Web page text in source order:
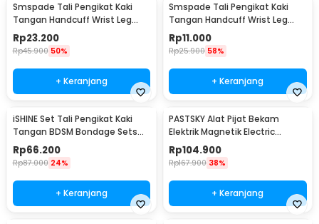
Smspade Tali Pengikat Kaki
Tangan Handcuff Wrist Leg
BDSM - 00632
Rp23.200
Rp45.900 50%
+ Keranjang
Smspade Tali Pengikat Kaki
Tangan Handcuff Wrist Leg
BDSM Bondage - PCT6
Rp11.000
Rp25.900 58%
+ Keranjang
iSHINE Set Tali Pengikat Kaki
Tangan BDSM Bondage Sets
Rope - BD15
Rp66.200
Rp87.000 24%
+ Keranjang
PASTSKY Alat Pijat Bekam
Elektrik Magnetik Electric
Machine Cupping - CP-6181
Rp104.900
Rp167.900 38%
+ Keranjang